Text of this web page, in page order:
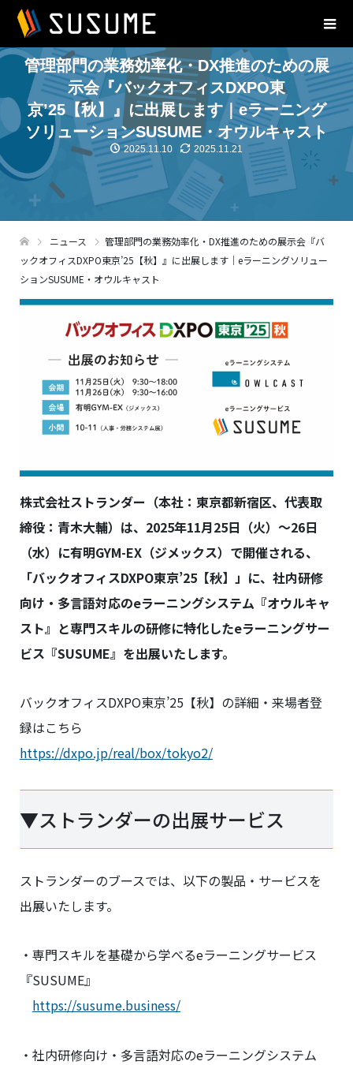
管理部門の業務効率化・DX推進のための展
示会『バックオフィスDXPO東
京’25【秋】』に出展します｜eラーニング
ソリューションSUSUME・オウルキャスト
2025.11.10 2025.11.21
ニュース
管理部門の業務効率化・DX推進のための展示会『バ
ックオフィスDXPO東京’25【秋】』に出展します｜eラーニングソリュー
ションSUSUME・オウルキャスト
株式会社ストランダー（本社：東京都新宿区、代表取
締役：青木大輔）は、2025年11月25日（火）～26日
（水）に有明GYM-EX（ジメックス）で開催される、
「バックオフィスDXPO東京’25【秋】」に、社内研修
向け・多言語対応のeラーニングシステム『オウルキャ
スト』と専門スキルの研修に特化したeラーニングサー
ビス『SUSUME』を出展いたします。
バックオフィスDXPO東京’25【秋】の詳細・来場者登
録はこちら
https://dxpo.jp/real/box/tokyo2/
▼ストランダーの出展サービス
ストランダーのブースでは、以下の製品・サービスを
出展いたします。
・専門スキルを基礎から学べるeラーニングサービス
『SUSUME』
https://susume.business/
・社内研修向け・多言語対応のeラーニングシステム